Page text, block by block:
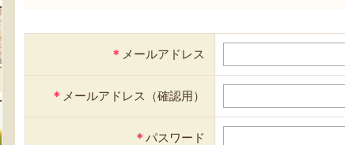
＊ メールアドレス
＊ メールアドレス（確認用）
＊ パスワード